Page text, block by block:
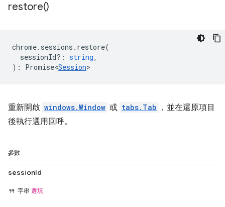
restore()
chrome. sessions . restore(
sessionId? : string,
) : Promise<Session>
重新開啟 windows.Window 或 tabs.Tab
，並在還原項目
後執行選用回呼。
參數
sessionId
字串 選填